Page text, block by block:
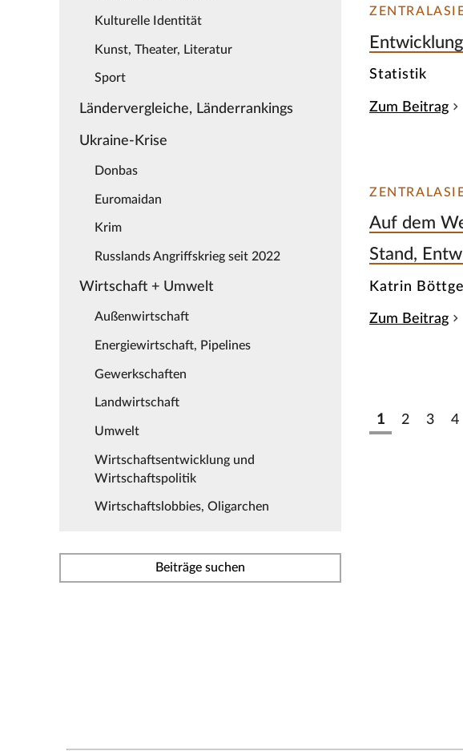
Kulturelle Identität
Kunst, Theater, Literatur
Sport
Ländervergleiche, Länderrankings
Ukraine-Krise
Donbas
Euromaidan
Krim
Russlands Angriffskrieg seit 2022
Wirtschaft + Umwelt
Außenwirtschaft
Energiewirtschaft, Pipelines
Gewerkschaften
Landwirtschaft
Umwelt
Wirtschaftsentwicklung und
Wirtschaftspolitik
Wirtschaftslobbies, Oligarchen
Beiträge suchen
Statistik
Zum Beitrag
Auf dem
Stand,
Katrin
Zum Beitrag
1 2 3 4